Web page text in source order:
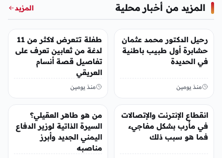
المزيد من أخبار محلية المزيد
أخبار محلية
رحيل الدكتور محمد عثمان
حشابرة أول طبيب باطنية
في الحديدة
منذ يومين
أخبار محلية
طفلة تتعرض لاكثر من 11
لدغة من ثعابين تعرف على
تفاصيل قصة أنسام
العريقي
منذ يومين
أخبار محلية
انقطاع الإنترنت والإتصالات
في مأرب بشكل مفاجيء
فما هو سبب ذلك
أخبار محلية
من هو طاهر العقيلي؟
السيرة الذاتية لوزير الدفاع
اليمني الجديد وأبرز
مناصبه